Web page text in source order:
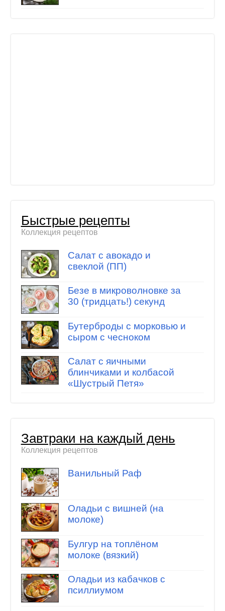
Быстрые рецепты
Коллекция рецептов
Салат с авокадо и
свеклой (ПП)
Безе в микроволновке за
30 (тридцать!) секунд
Бутерброды с морковью и
сыром с чесноком
Салат с яичными
блинчиками и колбасой
«Шустрый Петя»
Завтраки на каждый день
Коллекция рецептов
Ванильный Раф
Оладьи с вишней (на
молоке)
Булгур на топлёном
молоке (вязкий)
Оладьи из кабачков с
псиллиумом